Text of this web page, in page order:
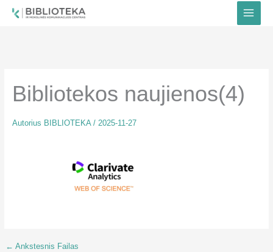
Bibliotekos naujienos(4)
Autorius BIBLIOTEKA / 2025-11-27
← Ankstesnis Failas